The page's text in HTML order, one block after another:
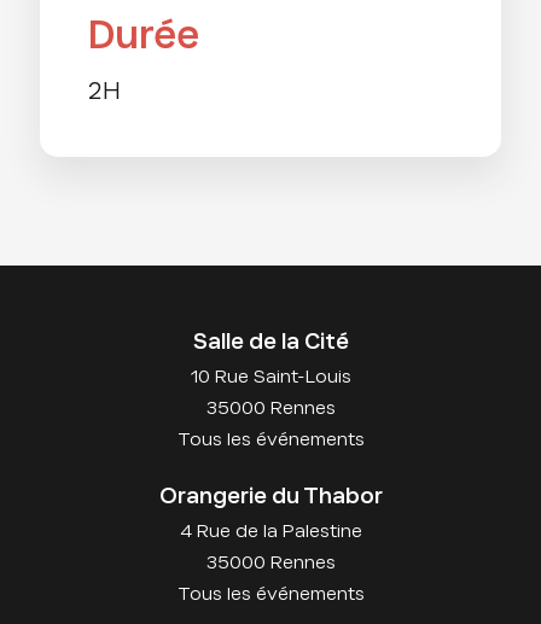
Durée
2H
Salle de la Cité
10 Rue Saint-Louis
35000 Rennes
Tous les événements
Orangerie du Thabor
4 Rue de la Palestine
35000 Rennes
Tous les événements